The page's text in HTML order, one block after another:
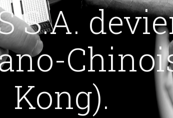
S.A.
Kong).